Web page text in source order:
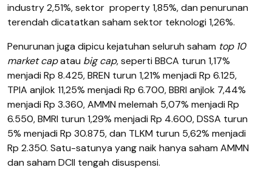
industry 2,51%, sektor property 1,85%, dan penurunan
terendah dicatatkan saham sektor teknologi 1,26%.
Penurunan juga dipicu kejatuhan seluruh saham top 10
market capatau big cap, seperti BBCA turun 1,17%
menjadi Rp 8.425, BREN turun 1,21% menjadi Rp 6.125,
TPIA anjlok 11,25% menjadi Rp 6.700, BBRI anjlok 7,44%
menjadi Rp 3.360, AMMN melemah 5,07% menjadi Rp
6.550, BMRI turun 1,29% menjadi Rp 4.600, DSSA turun
5% menjadi Rp 30.875, dan TLKM turun 5,62% menjadi
Rp 2.350. Satu-satunya yang naik hanya saham AMMN
dan saham DCII tengah disuspensi.